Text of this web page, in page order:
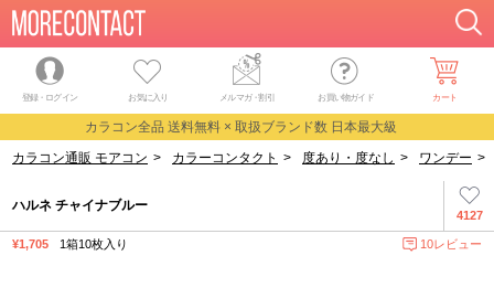
登録・ログイン お気に入り メルマガ・割引 お買い物ガイド カート
カラコン全品 送料無料 × 取扱ブランド数 日本最大級
カラコン通販 モアコン > カラーコンタクト > 度あり・度なし > ワンデー >
4127
ハルネ チャイナブルー
¥1,705 1箱10枚入り 10レビュー